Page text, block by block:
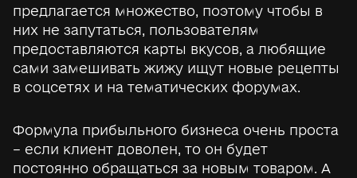
предлагается множество, поэтому чтобы в
них не запутаться, пользователям
предоставляются карты вкусов, а любящие
сами замешивать жижу ищут новые рецепты
в соцсетях и на тематических форумах.
Формула прибыльного бизнеса очень проста
– если клиент доволен, то он будет
постоянно обращаться за новым товаром. А